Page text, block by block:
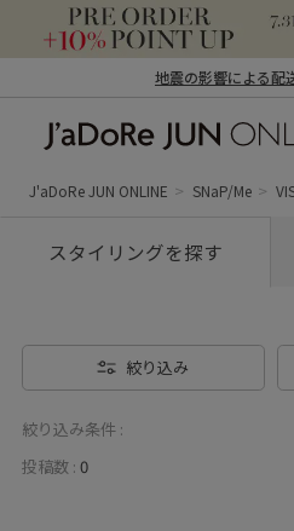
地震の影響による配
ン オンライン）
J'aDoRe JUN ONLINE SNaP/Me
スタイリングを探す
絞り込み
絞り込み条件 :
投稿数 : 0